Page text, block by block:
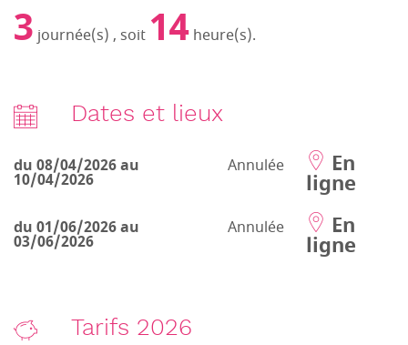
3 journée(s) , soit 14 heure(s).
Dates et lieux
du 08/04/2026 au
10/04/2026
Annulée En
ligne
du 01/06/2026 au
03/06/2026
Annulée En
ligne
Tarifs 2026